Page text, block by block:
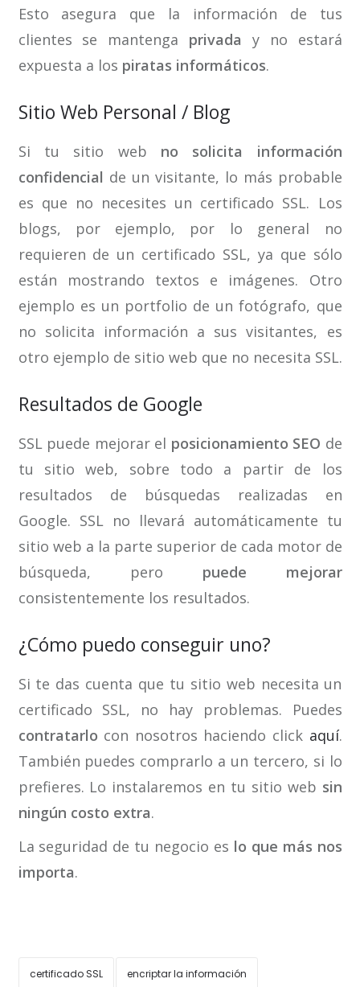
Esto asegura que la información de tus
clientes se mantenga privada y no estará
expuesta a los piratas informáticos.
Sitio Web Personal / Blog
Si tu sitio web no solicita información
confidencial de un visitante, lo más probable
es que no necesites un certificado SSL. Los
blogs, por ejemplo, por lo general no
requieren de un certificado SSL, ya que sólo
están mostrando textos e imágenes. Otro
ejemplo es un portfolio de un fotógrafo, que
no solicita información a sus visitantes, es
otro ejemplo de sitio web que no necesita SSL.
Resultados de Google
SSL puede mejorar el posicionamiento SEO de
tu sitio web, sobre todo a partir de los
resultados de búsquedas realizadas en
Google. SSL no llevará automáticamente tu
sitio web a la parte superior de cada motor de
búsqueda, pero puede mejorar
consistentemente los resultados.
¿Cómo puedo conseguir uno?
Si te das cuenta que tu sitio web necesita un
certificado SSL, no hay problemas. Puedes
contratarlo con nosotros haciendo click aquí.
También puedes comprarlo a un tercero, si lo
prefieres. Lo instalaremos en tu sitio web sin
ningún costo extra.
La seguridad de tu negocio es lo que más nos
importa.
certificado SSL encriptar la información